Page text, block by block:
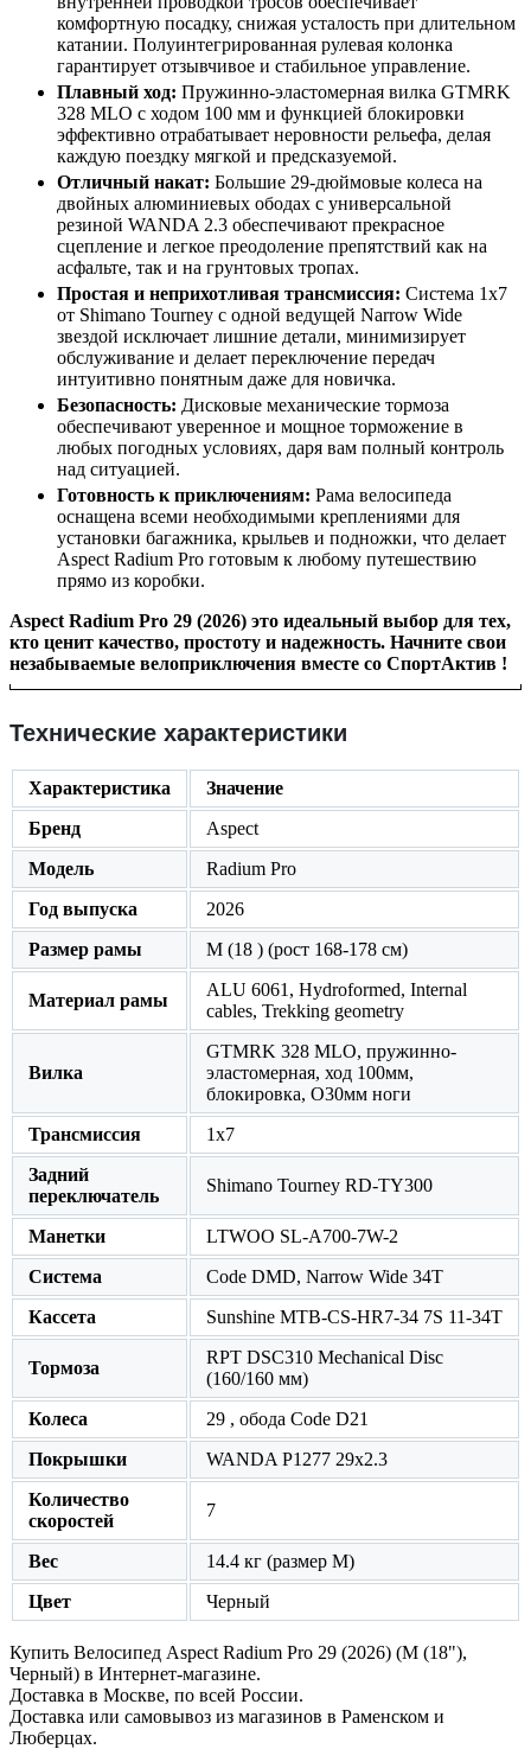
комфортную посадку, снижая усталость при длительном
катании. Полуинтегрированная рулевая колонка
гарантирует отзывчивое и стабильное управление.
Плавный ход: Пружинно-эластомерная вилка GTMRK
328 MLO с ходом 100 мм и функцией блокировки
эффективно отрабатывает неровности рельефа, делая
каждую поездку мягкой и предсказуемой.
Отличный накат: Большие 29-дюймовые колеса на
двойных алюминиевых ободах с универсальной
резиной WANDA 2.3 обеспечивают прекрасное
сцепление и легкое преодоление препятствий как на
асфальте, так и на грунтовых тропах.
Простая и неприхотливая трансмиссия: Система 1x7
от Shimano Tourney с одной ведущей Narrow Wide
звездой исключает лишние детали, минимизирует
обслуживание и делает переключение передач
интуитивно понятным даже для новичка.
Безопасность: Дисковые механические тормоза
обеспечивают уверенное и мощное торможение в
любых погодных условиях, даря вам полный контроль
над ситуацией.
Готовность к приключениям: Рама велосипеда
оснащена всеми необходимыми креплениями для
установки багажника, крыльев и подножки, что делает
Aspect Radium Pro готовым к любому путешествию
прямо из коробки.
Aspect Radium Pro 29 (2026) это идеальный выбор для тех,
кто ценит качество, простоту и надежность. Начните свои
незабываемые велоприключения вместе со СпортАктив !
Технические характеристики
Характеристика
Значение
Бренд
Aspect
Модель
Radium Pro
Год выпуска
2026
Размер рамы
M (18 ) (рост 168-178 см)
Материал рамы
ALU 6061, Hydroformed, Internal
cables, Trekking geometry
Вилка
GTMRK 328 MLO, пружинно-
эластомерная, ход 100мм,
блокировка, O30мм ноги
Трансмиссия
1x7
Задний
переключатель
Shimano Tourney RD-TY300
Манетки
LTWOO SL-A700-7W-2
Система
Code DMD, Narrow Wide 34T
Кассета
Sunshine MTB-CS-HR7-34 7S 11-34T
Тормоза
RPT DSC310 Mechanical Disc
(160/160 мм)
Колеса
29 , обода Code D21
Покрышки
WANDA P1277 29x2.3
Количество
скоростей
7
Вес
14.4 кг (размер M)
Цвет
Черный
Купить Велосипед Aspect Radium Pro 29 (2026) (M (18"),
Черный) в Интернет-магазине.
Доставка в Москве, по всей России.
Доставка или самовывоз из магазинов в Раменском и
Люберцах.